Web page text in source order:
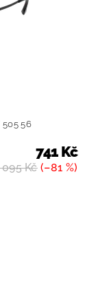
505 56
Kč(–81 %)
741 Kč